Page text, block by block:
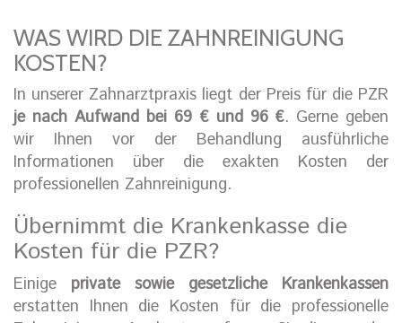
WAS WIRD DIE ZAHNREINIGUNG
KOSTEN?
In unserer Zahnarztpraxis liegt der Preis für die PZR
je nach Aufwand bei 69 € und 96 €. Gerne geben
wir Ihnen vor der Behandlung ausführliche
Informationen über die exakten Kosten der
professionellen Zahnreinigung.
Übernimmt die Krankenkasse die
Kosten für die PZR?
Einige private sowie gesetzliche Krankenkassen
erstatten Ihnen die Kosten für die professionelle